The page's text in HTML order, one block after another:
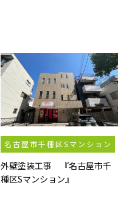
名古屋市千種区Sマンション
外壁塗装工事 『名古屋市千
種区Sマンション』